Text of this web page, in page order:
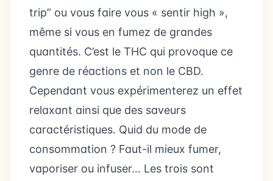
trip” ou vous faire vous « sentir high »,
même si vous en fumez de grandes
quantités. C’est le THC qui provoque ce
genre de réactions et non le CBD.
Cependant vous expérimenterez un effet
relaxant ainsi que des saveurs
caractéristiques. Quid du mode de
consommation ? Faut-il mieux fumer,
vaporiser ou infuser… Les trois sont